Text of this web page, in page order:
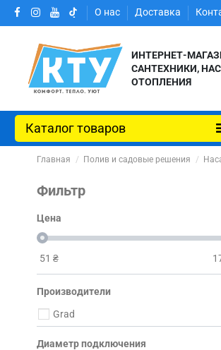
О нас Доставка
ИНТЕРНЕТ-
САНТЕХНИКИ,
ОТОПЛЕНИЯ
Каталог товаров
Главная Полив и садовые решения
Фильтр
Цена
51 ₴
Производители
Grad
Диаметр подключения